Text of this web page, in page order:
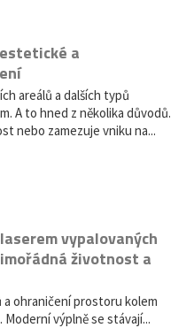
a
areálů a dalších typů
A to hned z několika důvodů.
nebo zamezuje vniku na...
vypalovaných
životnost a
ohraničení prostoru kolem
výplně se stávají...